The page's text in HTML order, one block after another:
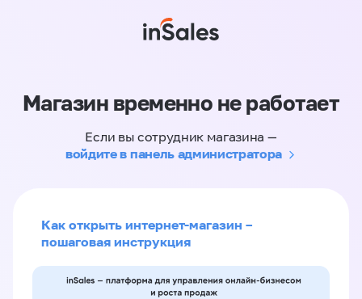
Магазин временно не работает
Если вы сотрудник магазина —
войдите в панель администратора
Как открыть интернет-магазин –
пошаговая инструкция